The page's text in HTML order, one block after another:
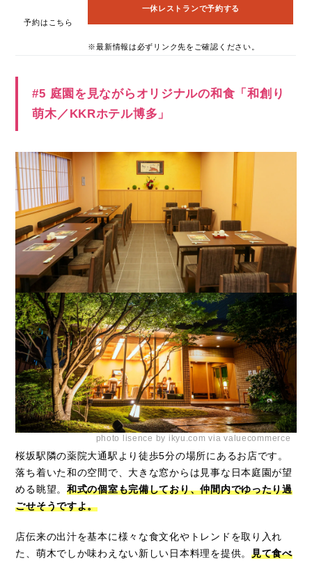
予約はこちら
一休レストランで予約する
※最新情報は必ずリンク先をご確認ください。
#5 庭園を見ながらオリジナルの和食「和創り
萌木／KKRホテル博多」
photo lisence by ikyu.com via valuecommerce
桜坂駅隣の薬院大通駅より徒歩5分の場所にあるお店です。
落ち着いた和の空間で、大きな窓からは見事な日本庭園が望
める眺望。 和式の個室も完備しており、仲間内でゆったり過
ごせそうですよ。
店伝来の出汁を基本に様々な食文化やトレンドを取り入れ
た、萌木でしか味わえない新しい日本料理を提供。 見て食べ